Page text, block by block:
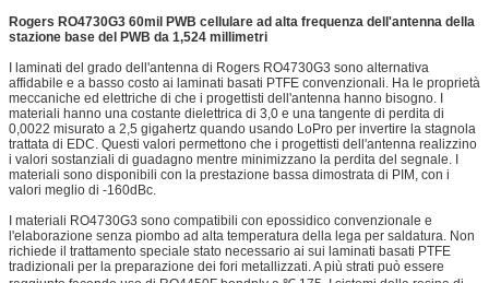
Rogers RO4730G3 60mil PWB cellulare ad alta frequenza dell'antenna della
stazione base del PWB da 1,524 millimetri
I laminati del grado dell'antenna di Rogers RO4730G3 sono alternativa
affidabile e a basso costo ai laminati basati PTFE convenzionali. Ha le proprietà
meccaniche ed elettriche di che i progettisti dell'antenna hanno bisogno. I
materiali hanno una costante dielettrica di 3,0 e una tangente di perdita di
0,0022 misurato a 2,5 gigahertz quando usando LoPro per invertire la stagnola
trattata di EDC. Questi valori permettono che i progettisti dell'antenna realizzino
i valori sostanziali di guadagno mentre minimizzano la perdita del segnale. I
materiali sono disponibili con la prestazione bassa dimostrata di PIM, con i
valori meglio di -160dBc.
I materiali RO4730G3 sono compatibili con epossidico convenzionale e
l'elaborazione senza piombo ad alta temperatura della lega per saldatura. Non
richiede il trattamento speciale stato necessario ai sui laminati basati PTFE
tradizionali per la preparazione dei fori metallizzati. A più strati può essere